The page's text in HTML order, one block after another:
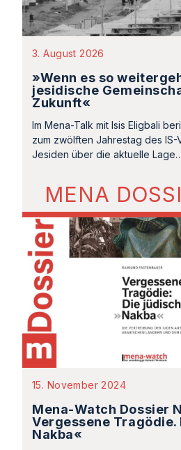
3. August 2026
»Wenn es so
jesidische
Zukunft«
Im Mena-Talk mit Isis Eligbali
zum zwölften Jahrestag des IS-
Jesiden über die aktuelle
MENA
15. November 2024
Mena-Watch Dossier
Vergessene
Nakba«